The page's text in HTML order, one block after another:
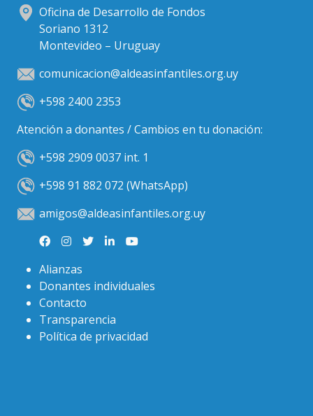
Oficina de Desarrollo de Fondos
Soriano 1312
Montevideo – Uruguay
comunicacion@aldeasinfantiles.org.uy
+598 2400 2353
Atención a donantes / Cambios en tu donación:
+598 2909 0037 int. 1
+598 91 882 072 (WhatsApp)
amigos@aldeasinfantiles.org.uy
Alianzas
Donantes individuales
Contacto
Transparencia
Política de privacidad